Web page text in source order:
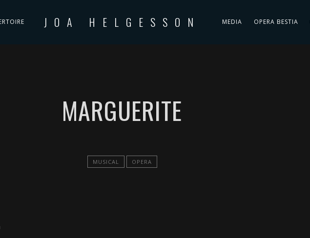
JOA HELGESSON MEDIA OPERA BESTIA
MARGUERITE
MUSICAL OPERA